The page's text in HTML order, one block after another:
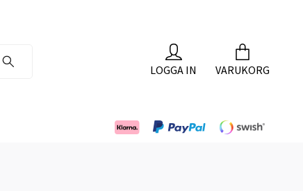
LOGGA IN VARUKORG